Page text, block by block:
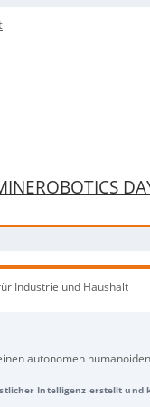
ROBOTICS
Industrie und Haushalt
autonomen
Produktion. Dank
Intelligenz erstellt und